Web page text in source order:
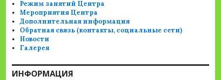
Режим занятий Центра
Мероприятия Центра
Дополнительная информация
Обратная связь (контакты, социальные сети)
Новости
Галерея
ИНФОРМАЦИЯ